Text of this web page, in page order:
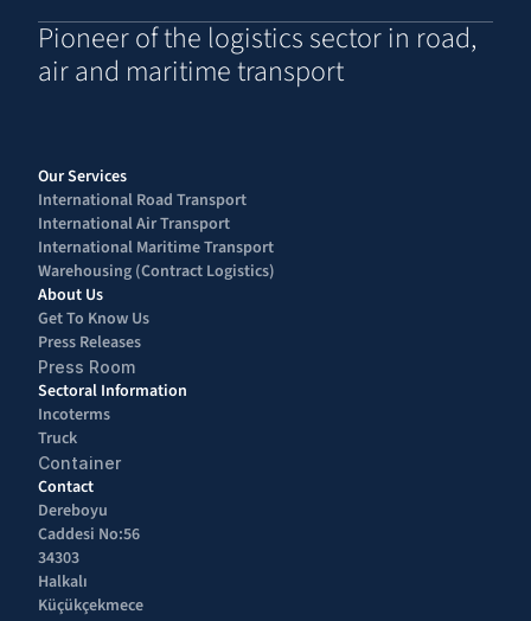
Pioneer of the logistics sector in road,
air and maritime transport
Our Services
International Road Transport
International Air Transport
International Maritime Transport
Warehousing (Contract Logistics)
About Us
Get To Know Us
Press Releases
Press Room
Sectoral Information
Incoterms
Truck
Container
Contact
Dereboyu
Caddesi No:56
34303
Halkalı
Küçükçekmece